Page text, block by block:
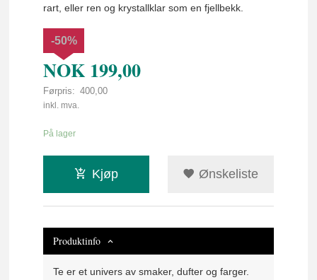
rart, eller ren og krystallklar som en fjellbekk.
NOK 199,00
Førpris: 400,00
Rabatt
-50%
inkl. mva.
På lager
Kjøp Ønskeliste
Produktinfo
Te er et univers av smaker, dufter og farger.